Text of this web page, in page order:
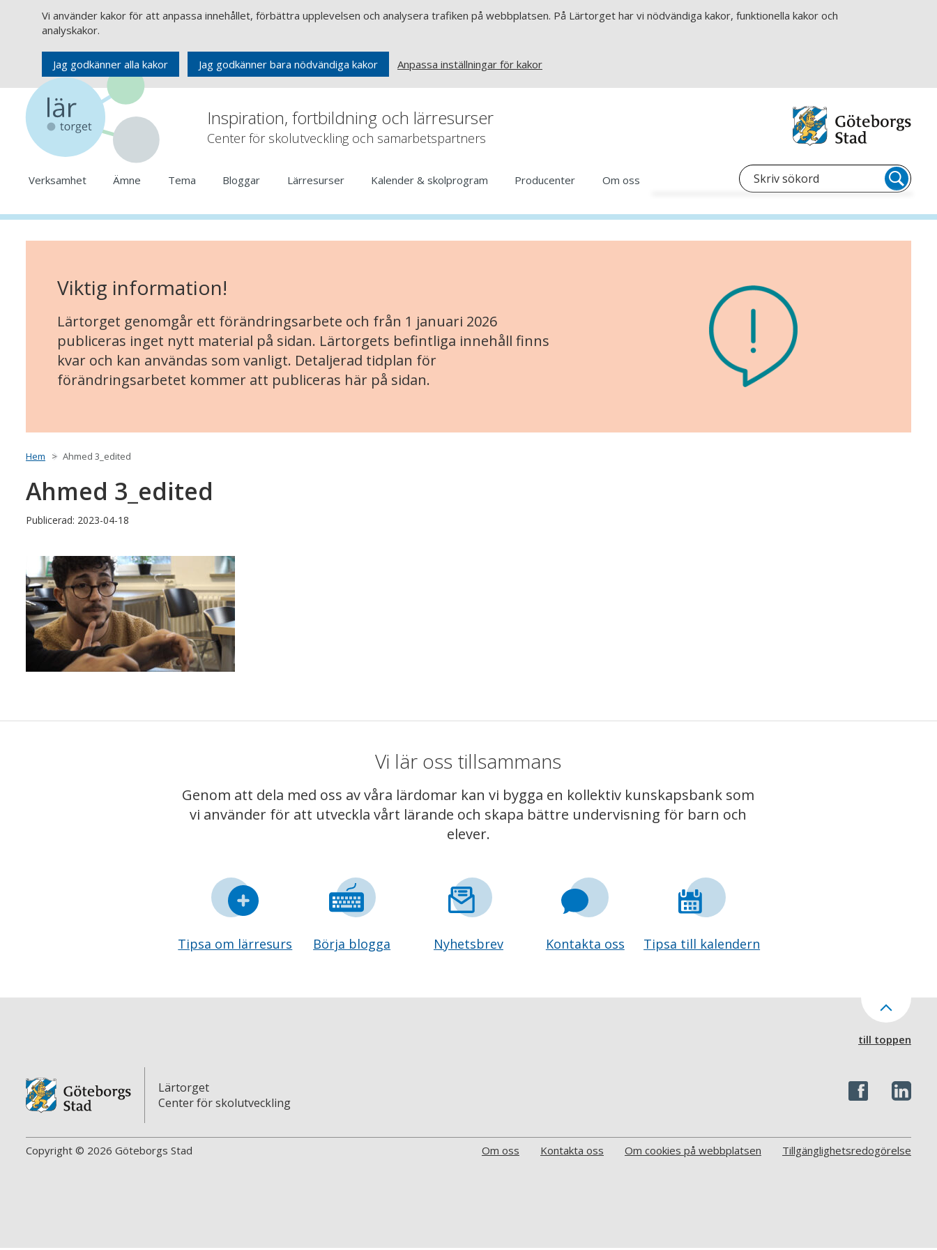
Vi använder kakor för att anpassa innehållet, förbättra upplevelsen och analysera trafiken på webbplatsen. På Lärtorget har vi nödvändiga kakor, funktionella kakor och
analyskakor.
Jag godkänner alla kakor Jag godkänner bara nödvändiga kakor Anpassa inställningar för kakor
Inspiration, fortbildning och lärresurser
Center för skolutveckling och samarbetspartners
Verksamhet Ämne Tema Bloggar Lärresurser Kalender & skolprogram Producenter Om oss
Viktig information!
Lärtorget genomgår ett förändringsarbete och från 1 januari 2026
publiceras inget nytt material på sidan. Lärtorgets befintliga innehåll finns
kvar och kan användas som vanligt. Detaljerad tidplan för
förändringsarbetet kommer att publiceras här på sidan.
Hem Ahmed 3_edited
Ahmed 3_edited
Publicerad: 2023-04-18
Vi lär oss tillsammans
Genom att dela med oss av våra lärdomar kan vi bygga en kollektiv kunskapsbank som
vi använder för att utveckla vårt lärande och skapa bättre undervisning för barn och
elever.
Tipsa om lärresurs Börja blogga Nyhetsbrev Kontakta oss Tipsa till kalendern
till toppen
Lärtorget
Center för skolutveckling
Copyright © 2026 Göteborgs Stad Om oss Kontakta oss Om cookies på webbplatsen Tillgänglighetsredogörelse